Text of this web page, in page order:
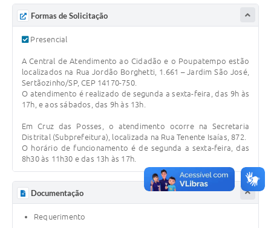
Atribuição de Aulas
Contas Públicas
Contratos
Legislação
Área Restrita
Cemitérios
E-mails dos setores
Contato
Formas de Solicitação
Presencial
A Central de Atendimento ao Cidadão e o Poupatempo estão
localizados na Rua Jordão Borghetti, 1.661 – Jardim São José,
Sertãozinho/SP, CEP 14170-750.
O atendimento é realizado de segunda a sexta-feira, das 9h às
17h, e aos sábados, das 9h às 13h.
Em Cruz das Posses, o atendimento ocorre na Secretaria
Distrital (Subprefeitura), localizada na Rua Tenente Isaías, 872.
O horário de funcionamento é de segunda a sexta-feira, das
8h30 às 11h30 e das 13h às 17h.
Documentação
Requerimento